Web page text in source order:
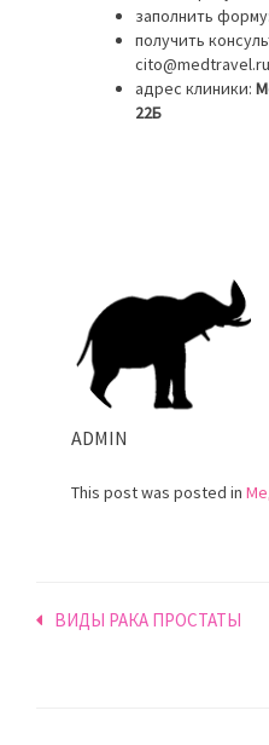
заполнить форму:
получить
cito@medtravel.ru
адрес клиники:
22Б
ADMIN
This post was posted in
Навигация
ВИДЫ РАКА ПРОСТАТЫ